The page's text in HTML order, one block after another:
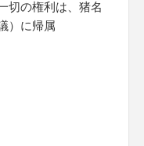
切の権利は、猪名
）に帰属